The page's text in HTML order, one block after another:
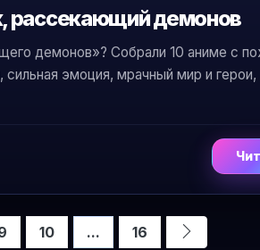
рассекающий демонов
демонов»? Собрали 10 аниме с
эмоция, мрачный мир и герои,
10 ... 16